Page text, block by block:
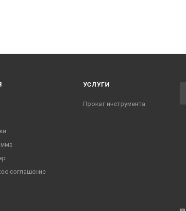
соглашение
УСЛУГИ
Прокат инструмента